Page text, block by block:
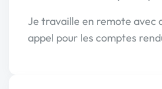
Je travaille en remote avec
appel pour les comptes